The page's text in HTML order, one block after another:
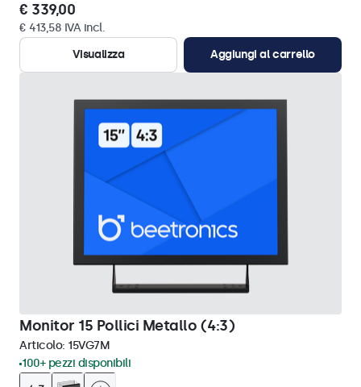
€ 339,00
€ 413,58 IVA incl.
Visualizza
Aggiungi al carrello
Monitor 15 Pollici Metallo (4:3)
Articolo: 15VG7M
100+ pezzi disponibili